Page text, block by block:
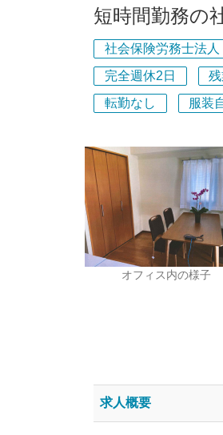
短時間勤務の
社会保険労務士法人
完全週休2日
転勤なし
服装
オフィス内の様子
求人概要